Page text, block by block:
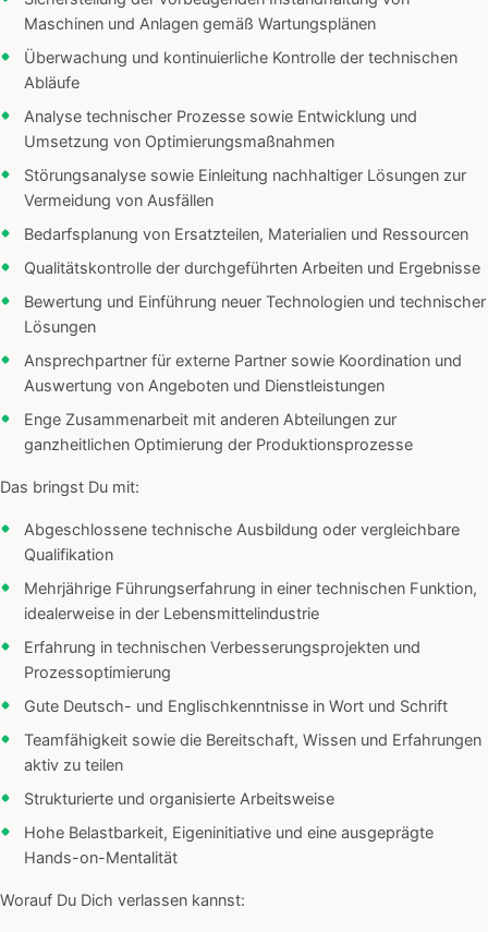
Maschinen und Anlagen gemäß Wartungsplänen
Überwachung und kontinuierliche Kontrolle der technischen
Abläufe
Analyse technischer Prozesse sowie Entwicklung und
Umsetzung von Optimierungsmaßnahmen
Störungsanalyse sowie Einleitung nachhaltiger Lösungen zur
Vermeidung von Ausfällen
Bedarfsplanung von Ersatzteilen, Materialien und Ressourcen
Qualitätskontrolle der durchgeführten Arbeiten und Ergebnisse
Bewertung und Einführung neuer Technologien und technischer
Lösungen
Ansprechpartner für externe Partner sowie Koordination und
Auswertung von Angeboten und Dienstleistungen
Enge Zusammenarbeit mit anderen Abteilungen zur
ganzheitlichen Optimierung der Produktionsprozesse
Das bringst Du mit:
Abgeschlossene technische Ausbildung oder vergleichbare
Qualifikation
Mehrjährige Führungserfahrung in einer technischen Funktion,
idealerweise in der Lebensmittelindustrie
Erfahrung in technischen Verbesserungsprojekten und
Prozessoptimierung
Gute Deutsch- und Englischkenntnisse in Wort und Schrift
Teamfähigkeit sowie die Bereitschaft, Wissen und Erfahrungen
aktiv zu teilen
Strukturierte und organisierte Arbeitsweise
Hohe Belastbarkeit, Eigeninitiative und eine ausgeprägte
Hands-on-Mentalität
Worauf Du Dich verlassen kannst: